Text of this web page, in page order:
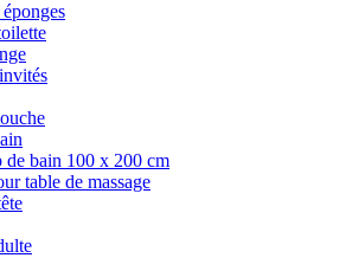
de bain 100 x 200 cm
table de massage